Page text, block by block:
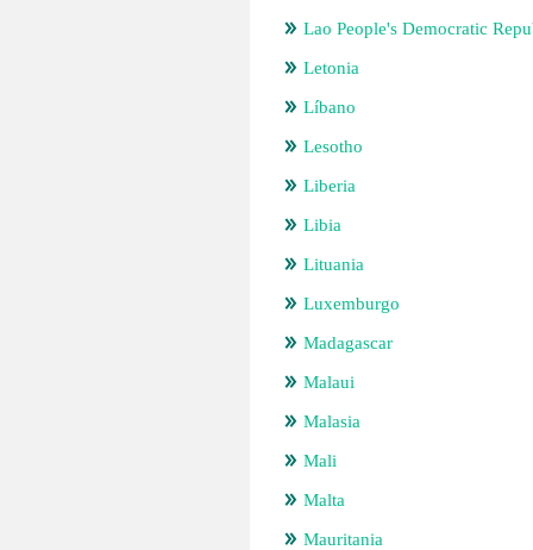
Lao People's Democratic
Letonia
Líbano
Lesotho
Liberia
Libia
Lituania
Luxemburgo
Madagascar
Malaui
Malasia
Mali
Malta
Mauritania